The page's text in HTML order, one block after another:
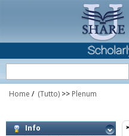
Home / (Tutto) >> Plenum
Info